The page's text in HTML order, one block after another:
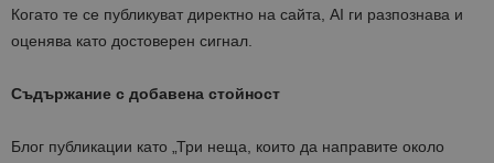
Когато те се публикуват директно на сайта, AI ги разпознава и
оценява като достоверен сигнал.
Съдържание с добавена стойност
Блог публикации като „Три неща, които да направите около